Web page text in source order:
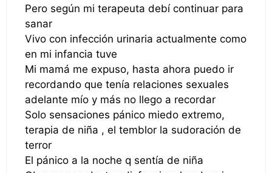
Pero según mi terapeuta debí continuar para
sanar
Vivo con infección urinaria actualmente como
en mi infancia tuve
Mi mamá me expuso, hasta ahora puedo ir
recordando que tenía relaciones sexuales
adelante mío y más no llego a recordar
Solo sensaciones pánico miedo extremo,
terapia de niña , el temblor la sudoración de
terror
El pánico a la noche q sentía de niña